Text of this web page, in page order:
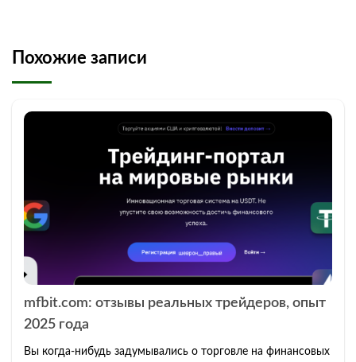
Похожие записи
mfbit.com: отзывы реальных трейдеров, опыт
2025 года
Вы когда-нибудь задумывались о торговле на финансовых